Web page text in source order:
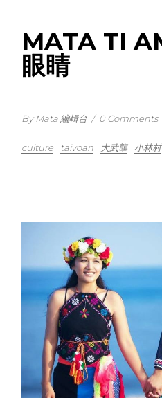
MATA TI
眼睛
By Mata 編輯台 / 0 Comments
culture taivoan 大武壟 小林村